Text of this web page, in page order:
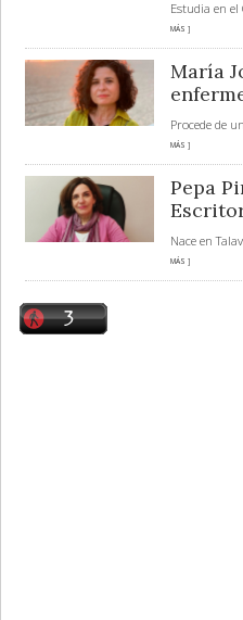
Estudia en el
MÁS ]
María
Procede de
MÁS ]
Pepa
Nace en
MÁS ]